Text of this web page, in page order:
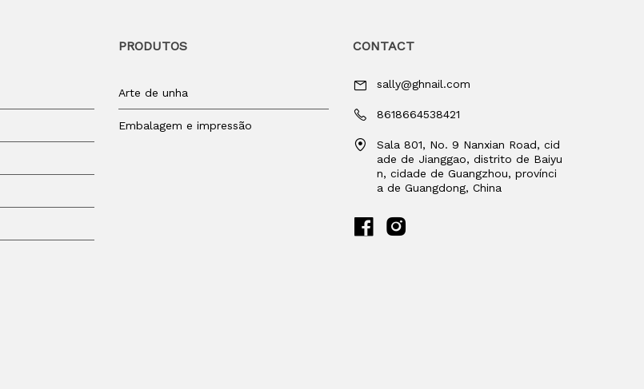
PRODUTOS
Arte de unha
Embalagem e impressão
CONTACT
sally@ghnail.com
8618664538421
Sala 801, No. 9 Nanxian Road, cid
ade de Jianggao, distrito de Baiyu
n, cidade de Guangzhou, provínci
a de Guangdong, China